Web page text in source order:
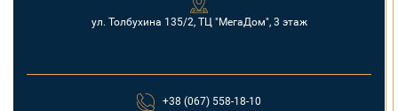
ул. Толбухина 135/2, ТЦ "МегаДом", 3 этаж
+38 (067) 558-18-10